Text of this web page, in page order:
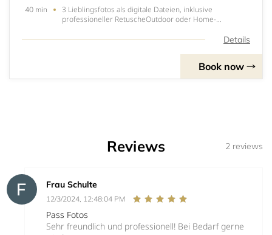
40 min
3 Lieblingsfotos als digitale Dateien, inklusive
professioneller RetuscheOutdoor oder Home-
zu einer Online-Galerie für 14 TageFotobestellungen in
Details
Book now
Reviews 2 reviews
Frau Schulte
12/3/2024, 12:48:04 PM
Pass Fotos
Sehr freundlich und professionell! Bei Bedarf gerne